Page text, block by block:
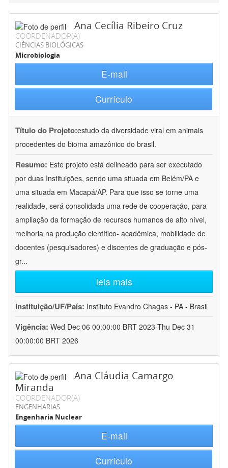
Ana Cecília Ribeiro Cruz
COORDENADOR(A)
CIÊNCIAS BIOLÓGICAS
Microbiologia
E-mail
Currículo
Título do Projeto:estudo da diversidade viral em animais
procedentes do bioma amazônico do brasil.
Resumo: Este projeto está delineado para ser executado
por duas Instituições, sendo uma situada em Belém/PA e
uma situada em Macapá/AP. Para que isso se torne uma
realidade, será consolidada uma rede de cooperação, para
ampliação da formação de recursos humanos de alto nível,
melhoria na produção científico- acadêmica, mobilidade de
docentes (pesquisadores) e discentes de graduação e pós-
gr...
leia mais
Instituição/UF/País: Instituto Evandro Chagas - PA - Brasil
Vigência: Wed Dec 06 00:00:00 BRT 2023-Thu Dec 31
00:00:00 BRT 2026
Ana Cláudia Camargo
Miranda
COORDENADOR(A)
ENGENHARIAS
Engenharia Nuclear
E-mail
Currículo